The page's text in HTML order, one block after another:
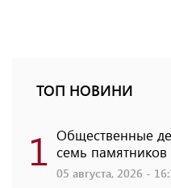
ТОП НОВИНИ
1 Общественные
семь памятников
05 августа, 2026 -